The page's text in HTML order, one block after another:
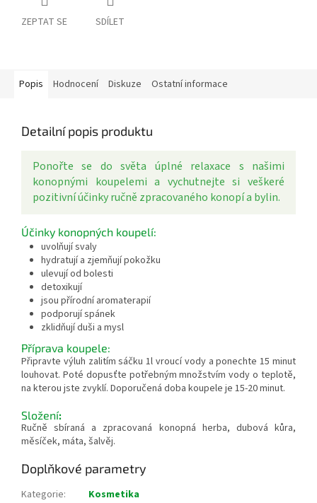
ZEPTAT SE SDÍLET
Popis Hodnocení Diskuze Ostatní informace
Detailní popis produktu
Ponořte se do světa úplné relaxace s našimi
konopnými koupelemi a vychutnejte si veškeré
pozitivní účinky ručně zpracovaného konopí a bylin.
Účinky konopných koupelí:
uvolňují svaly
hydratují a zjemňují pokožku
ulevují od bolesti
detoxikují
jsou přírodní aromaterapií
podporují spánek
zklidňují duši a mysl
Příprava koupele:
Připravte výluh zalitím sáčku 1l vroucí vody a ponechte 15 minut
louhovat. Poté dopusťte potřebným množstvím vody o teplotě,
na kterou jste zvyklí. Doporučená doba koupele je 15-20 minut.
Složení:
Ručně sbíraná a zpracovaná konopná herba, dubová kůra,
měsíček, máta, šalvěj.
Doplňkové parametry
Kategorie:
Kosmetika